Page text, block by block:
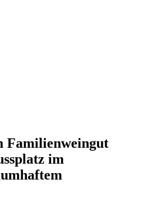
Familienweingut
im